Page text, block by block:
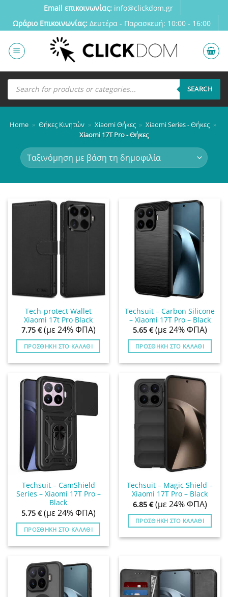
περιεχόμενο
Email επικοινωνίας: info@clickdom.gr
Ωράριο Eπικοινωνίας: Δευτέρα - Παρασκευή: 10:00 - 16:00
Αναζήτηση
προϊόντων SEARCH
Home » Θήκες Κινητών » Xiaomi Θήκες » Xiaomi Series - Θήκες »
Xiaomi 17T Pro - Θήκες
Tech-protect Wallet
Xiaomi 17t Pro Black
7.75 € (με 24% ΦΠΑ)
ΠΡΟΣΘΉΚΗ ΣΤΟ ΚΑΛΆΘΙ
Techsuit – Carbon Silicone
– Xiaomi 17T Pro – Black
5.65 € (με 24% ΦΠΑ)
ΠΡΟΣΘΉΚΗ ΣΤΟ ΚΑΛΆΘΙ
Techsuit – CamShield
Series – Xiaomi 17T Pro –
Black
5.75 € (με 24% ΦΠΑ)
ΠΡΟΣΘΉΚΗ ΣΤΟ ΚΑΛΆΘΙ
Techsuit – Magic Shield –
Xiaomi 17T Pro – Black
6.85 € (με 24% ΦΠΑ)
ΠΡΟΣΘΉΚΗ ΣΤΟ ΚΑΛΆΘΙ